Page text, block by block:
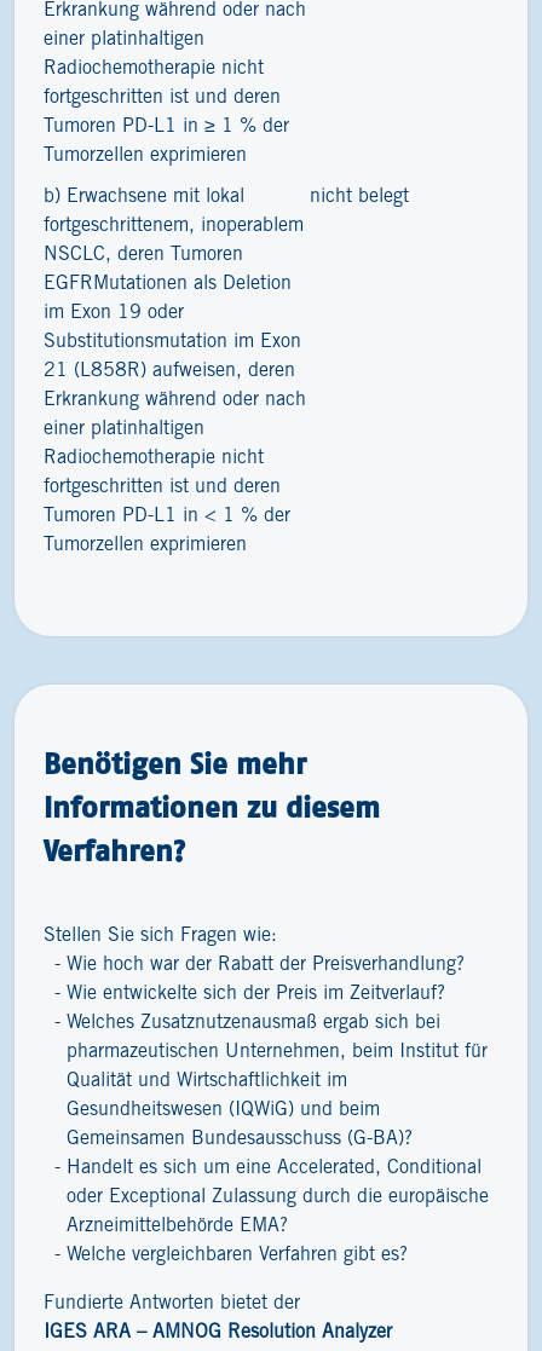
Erkrankung während oder nach
einer platinhaltigen
Radiochemotherapie nicht
fortgeschritten ist und deren
Tumoren PD-L1 in ≥ 1 % der
Tumorzellen exprimieren
b) Erwachsene mit lokal
fortgeschrittenem, inoperablem
NSCLC, deren Tumoren
EGFRMutationen als Deletion
im Exon 19 oder
Substitutionsmutation im Exon
21 (L858R) aufweisen, deren
Erkrankung während oder nach
einer platinhaltigen
Radiochemotherapie nicht
fortgeschritten ist und deren
Tumoren PD-L1 in < 1 % der
Tumorzellen exprimieren
nicht belegt
Benötigen Sie mehr
Informationen zu diesem
Verfahren?
Stellen Sie sich Fragen wie:
Wie hoch war der Rabatt der Preisverhandlung?
Wie entwickelte sich der Preis im Zeitverlauf?
Welches Zusatznutzenausmaß ergab sich bei
pharmazeutischen Unternehmen, beim Institut für
Qualität und Wirtschaftlichkeit im
Gesundheitswesen (IQWiG) und beim
Gemeinsamen Bundesausschuss (G-BA)?
Handelt es sich um eine Accelerated, Conditional
oder Exceptional Zulassung durch die europäische
Arzneimittelbehörde EMA?
Welche vergleichbaren Verfahren gibt es?
Fundierte Antworten bietet der
IGES ARA – AMNOG Resolution Analyzer